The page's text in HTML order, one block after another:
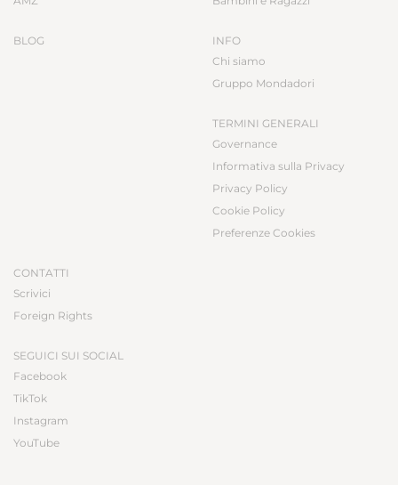
BLOG
INFO
Chi siamo
Gruppo Mondadori
TERMINI GENERALI
Governance
Informativa sulla Privacy
Privacy Policy
Cookie Policy
Preferenze Cookies
CONTATTI
Scrivici
Foreign Rights
SEGUICI SUI SOCIAL
Facebook
TikTok
Instagram
YouTube